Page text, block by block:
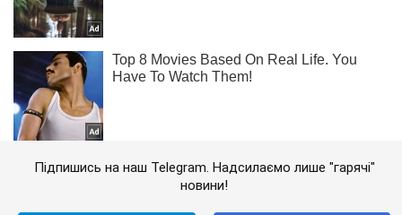
Підпишись на наш Telegram. Надсилаємо лише "гарячі"
новини!